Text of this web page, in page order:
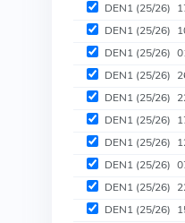
DEN1 (25/26)
DEN1 (25/26)
DEN1 (25/26)
DEN1 (25/26)
DEN1 (25/26)
DEN1 (25/26)
DEN1 (25/26)
DEN1 (25/26)
DEN1 (25/26)
DEN1 (25/26)